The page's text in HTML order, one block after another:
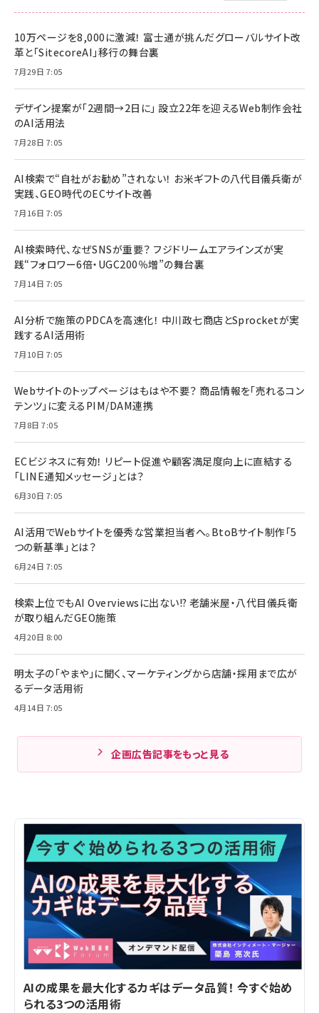
10万ページを8,000に激減！ 富士通が挑んだグローバルサイト改
革と「SitecoreAI」移行の舞台裏
7月29日 7:05
デザイン提案が「2週間→2日に」 設立22年を迎えるWeb制作会社
のAI活用法
7月28日 7:05
AI検索で“自社がお勧め”されない！ お米ギフトの八代目儀兵衛が
実践、GEO時代のECサイト改善
7月16日 7:05
AI検索時代、なぜSNSが重要？ フジドリームエアラインズが実
践“フォロワー6倍・UGC200％増”の舞台裏
7月14日 7:05
AI分析で施策のPDCAを高速化！ 中川政七商店とSprocketが実
践するAI活用術
7月10日 7:05
Webサイトのトップページはもはや不要？ 商品情報を「売れるコン
テンツ」に変えるPIM/DAM連携
7月8日 7:05
ECビジネスに有効！ リピート促進や顧客満足度向上に直結する
「LINE通知メッセージ」とは？
6月30日 7:05
AI活用でWebサイトを優秀な営業担当者へ。BtoBサイト制作「5
つの新基準」とは？
6月24日 7:05
検索上位でもAI Overviewsに出ない!? 老舗米屋・八代目儀兵衛
が取り組んだGEO施策
4月20日 8:00
明太子の「やまや」に聞く、マーケティングから店舗・採用まで広が
るデータ活用術
4月14日 7:05
企画広告記事をもっと見る
AIの成果を最大化するカギはデータ品質！ 今すぐ始め
られる3つの活用術